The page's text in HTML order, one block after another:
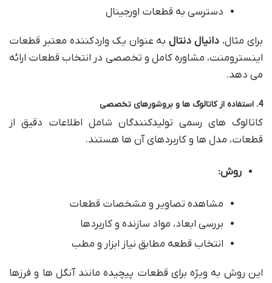
دسترسی به قطعات اورجینال
برای مثال، دانیال دنتالبه عنوان یک واردکننده معتبر قطعات
اینسترومنت، مشاوره کامل و تخصصی در انتخاب قطعات ارائه
می دهد.
4. استفاده از کاتالوگ ها و بروشورهای تخصصی
کاتالوگ های رسمی تولیدکنندگان شامل اطلاعات دقیق از
قطعات، مدل ها و کاربردهای آن ها هستند.
روش:
مشاهده تصاویر و مشخصات قطعات
بررسی ابعاد، مواد سازنده و کاربردها
انتخاب قطعه مطابق نیاز ابزار و مطب
این روش به ویژه برای قطعات پیچیده مانند آنگل ها و فرزها